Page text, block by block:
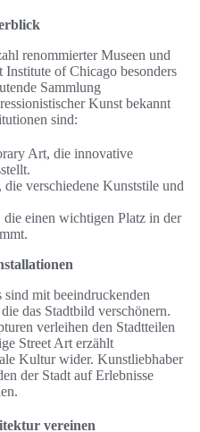
renommierter Museen und
of Chicago besonders
Sammlung
Kunst bekannt
sind:
Art, die innovative
verschiedene Kunststile und
einen wichtigen Platz in der
mit beeindruckenden
das Stadtbild verschönern.
verleihen den Stadtteilen
Street Art erzählt
Kultur wider. Kunstliebhaber
der Stadt auf Erlebnisse
vereinen